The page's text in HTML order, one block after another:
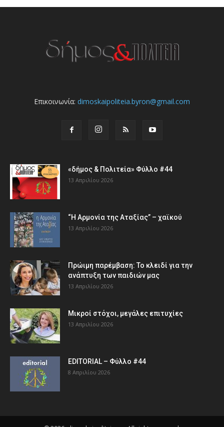
Επικοινωνία: dimoskaipoliteia.byron@gmail.com
«δήμος & Πολιτεία» Φύλλο #44
13 Απριλίου 2026
“Η Αρμονία της Αταξίας” – χαϊκού
13 Απριλίου 2026
Πρώιμη παρέμβαση: Το κλειδί για την
ανάπτυξη των παιδιών µας
13 Απριλίου 2026
Μικροί στόχοι, μεγάλες επιτυχίες
13 Απριλίου 2026
EDITORIAL – Φύλλο #44
8 Απριλίου 2026